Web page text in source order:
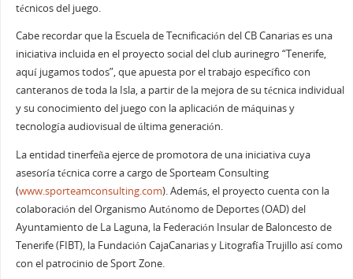
técnicos del juego.
Cabe recordar que la Escuela de Tecnificación del CB Canarias es una
iniciativa incluida en el proyecto social del club aurinegro “Tenerife,
aquí jugamos todos”, que apuesta por el trabajo específico con
canteranos de toda la Isla, a partir de la mejora de su técnica individual
y su conocimiento del juego con la aplicación de máquinas y
tecnología audiovisual de última generación.
La entidad tinerfeña ejerce de promotora de una iniciativa cuya
asesoría técnica corre a cargo de Sporteam Consulting
(www.sporteamconsulting.com). Además, el proyecto cuenta con la
colaboración del Organismo Autónomo de Deportes (OAD) del
Ayuntamiento de La Laguna, la Federación Insular de Baloncesto de
Tenerife (FIBT), la Fundación CajaCanarias y Litografía Trujillo así como
con el patrocinio de Sport Zone.